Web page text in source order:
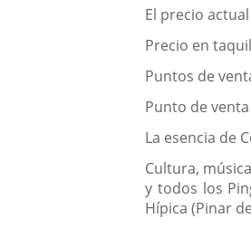
El precio
Precio en
Puntos de
Punto de
La esencia de
Cultura,
y todos los
Hípica (Pinar